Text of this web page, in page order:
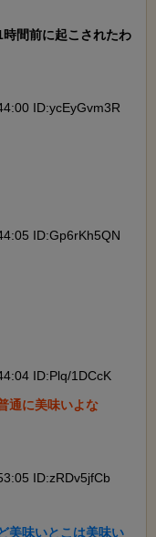
間前に起こされたわ
ID:ycEyGvm3R
ID:Gp6rKh5QN
ID:Plq/1DCcK
通に美味いよな
ID:zRDv5jfCb
美味いとこは美味い